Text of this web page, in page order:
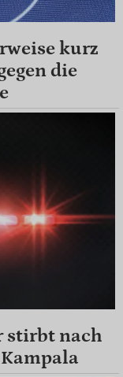
kurz
die
stirbt nach